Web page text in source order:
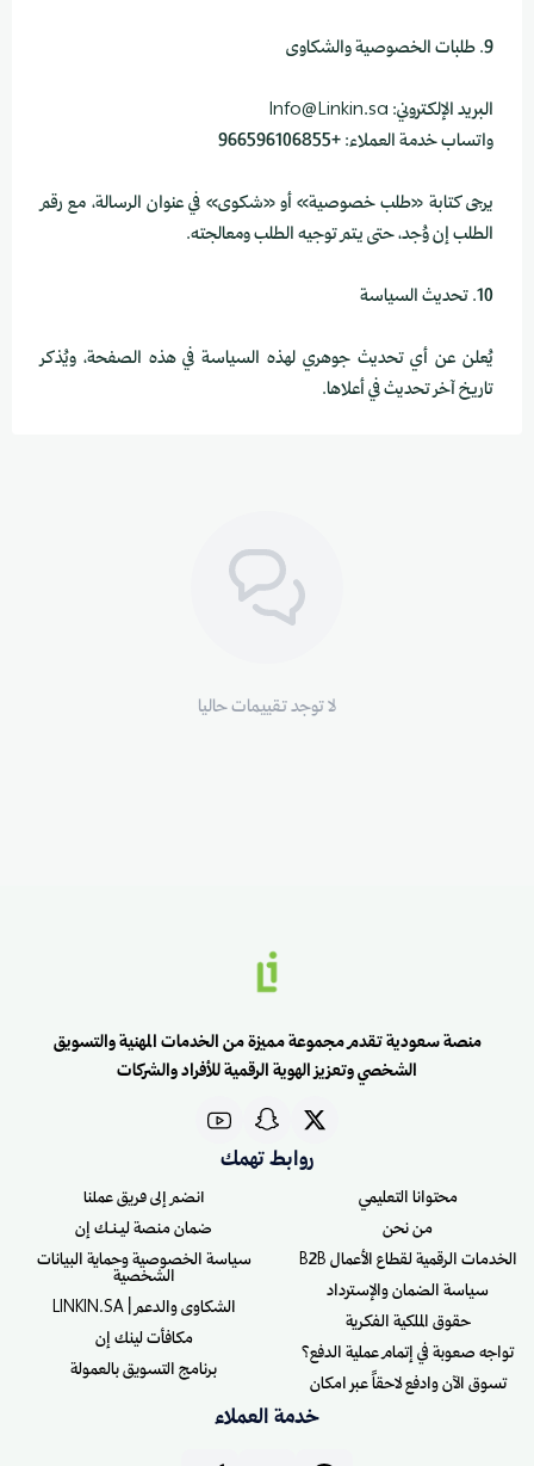
9. طلبات الخصوصية والشكاوى
البريد الإلكتروني: Info@Linkin.sa
واتساب خدمة العملاء: +966596106855
يرجى كتابة «طلب خصوصية» أو «شكوى» في عنوان الرسالة، مع رقم
الطلب إن وُجد، حتى يتم توجيه الطلب ومعالجته.
10. تحديث السياسة
يُعلن عن أي تحديث جوهري لهذه السياسة في هذه الصفحة، ويُذكر
تاريخ آخر تحديث في أعلاها.
لا توجد تقييمات حاليا
منصة سعودية تقدم مجموعة مميزة من الخدمات المهنية والتسويق
الشخصي وتعزيز الهوية الرقمية للأفراد والشركات
روابط تهمك
محتوانا التعليمي
من نحن
الخدمات الرقمية لقطاع الأعمال B2B
سياسة الضمان والإسترداد
حقوق الملكية الفكرية
تواجه صعوبة في إتمام عملية الدفع؟
تسوق الآن وادفع لاحقاً عبر امكان
انضم إلى فريق عملنا
ضمان منصة ليـنـك إن
سياسة الخصوصية وحماية البيانات
الشخصية
الشكاوى والدعم | LINKIN.SA
مكافأت لينك إن
برنامج التسويق بالعمولة
خدمة العملاء